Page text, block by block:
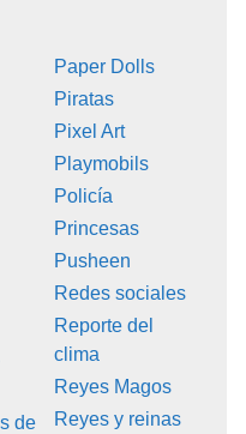
de
Paper Dolls
Piratas
Pixel Art
Playmobils
Policía
Princesas
Pusheen
Redes sociales
Reporte del
clima
Reyes Magos
Reyes y reinas